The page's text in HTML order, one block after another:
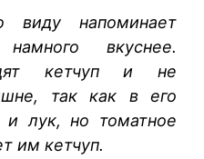
виду напоминает
вкуснее.
кетчуп и не
так как в его
и лук, но томатное
им кетчуп.